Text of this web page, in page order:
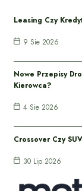
Leasing Czy
9 Sie 2026
Nowe Przepisy
Kierowca?
4 Sie 2026
Crossover Czy
30 Lip 2026